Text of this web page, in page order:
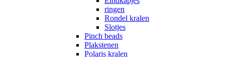
ringen
Rondel kralen
Slotjes
Pinch beads
Plakstenen
Polaris kralen